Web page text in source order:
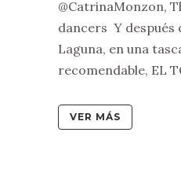
@CatrinaMonzon,
dancers Y después
Laguna, en una
recomendable, EL
VER MÁS